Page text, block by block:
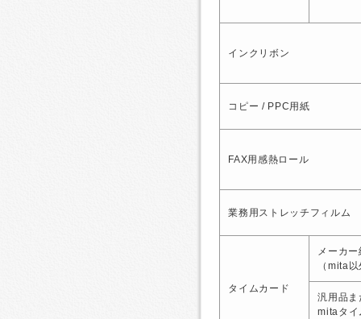
インクリボン
コピー / PPC用紙
FAX用感熱ロール
業務用ストレッチフィルム
タイムカード
メーカ
（mita
汎用品ま
mitaタイ